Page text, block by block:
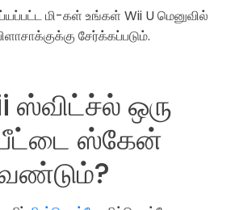
மி-கள் உங்கள் Wii U மெனுவில்
சேர்க்கப்படும்.
ஸ்விட்ச்ல் ஒரு
ஸ்கேன்